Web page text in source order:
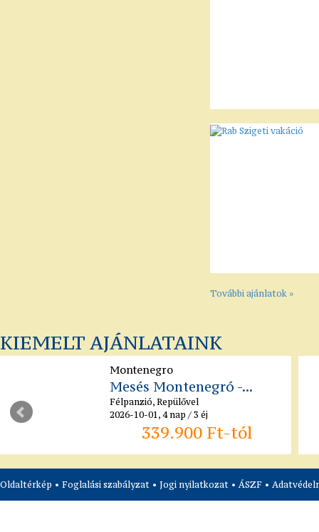
További ajánlatok »
KIEMELT AJÁNLATAINK
Montenegro
Mesés Montenegró -...
Félpanzió, Repülővel
2026-10-01, 4 nap / 3 éj
339.900 Ft-tól
Oldaltérkép • Foglalási szabályzat • Jogi nyilatkozat • ÁSZF •